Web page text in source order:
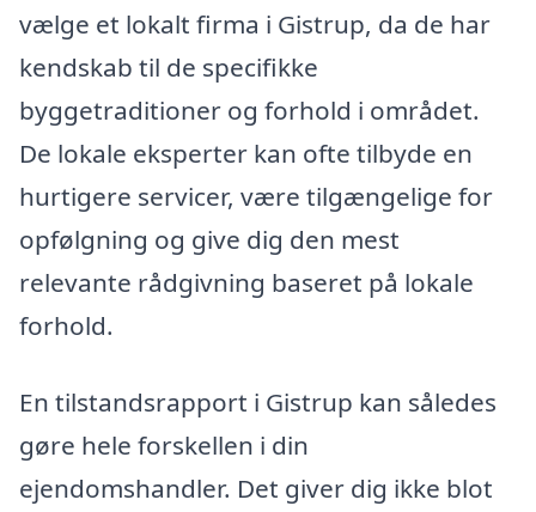
vælge et lokalt firma i Gistrup, da de har
kendskab til de specifikke
byggetraditioner og forhold i området.
De lokale eksperter kan ofte tilbyde en
hurtigere servicer, være tilgængelige for
opfølgning og give dig den mest
relevante rådgivning baseret på lokale
forhold.
En tilstandsrapport i Gistrup kan således
gøre hele forskellen i din
ejendomshandler. Det giver dig ikke blot